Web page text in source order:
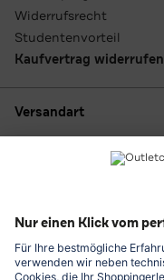
Widerrufsrecht
Studentenvorteil
Kaufvertrag widerrufen
Versandart